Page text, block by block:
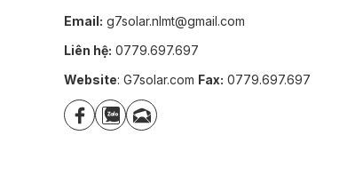
Email: g7solar.nlmt@gmail.com
Liên hệ: 0779.697.697
Website: G7solar.com Fax: 0779.697.697